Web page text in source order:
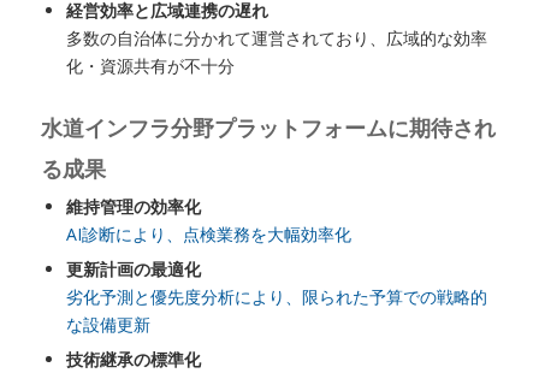
経営効率と広域連携の遅れ
多数の自治体に分かれて運営されており、広域的な効率
化・資源共有が不十分
水道インフラ分野プラットフォームに期待され
る成果
維持管理の効率化
AI診断により、点検業務を大幅効率化
更新計画の最適化
劣化予測と優先度分析により、限られた予算での戦略的
な設備更新
技術継承の標準化